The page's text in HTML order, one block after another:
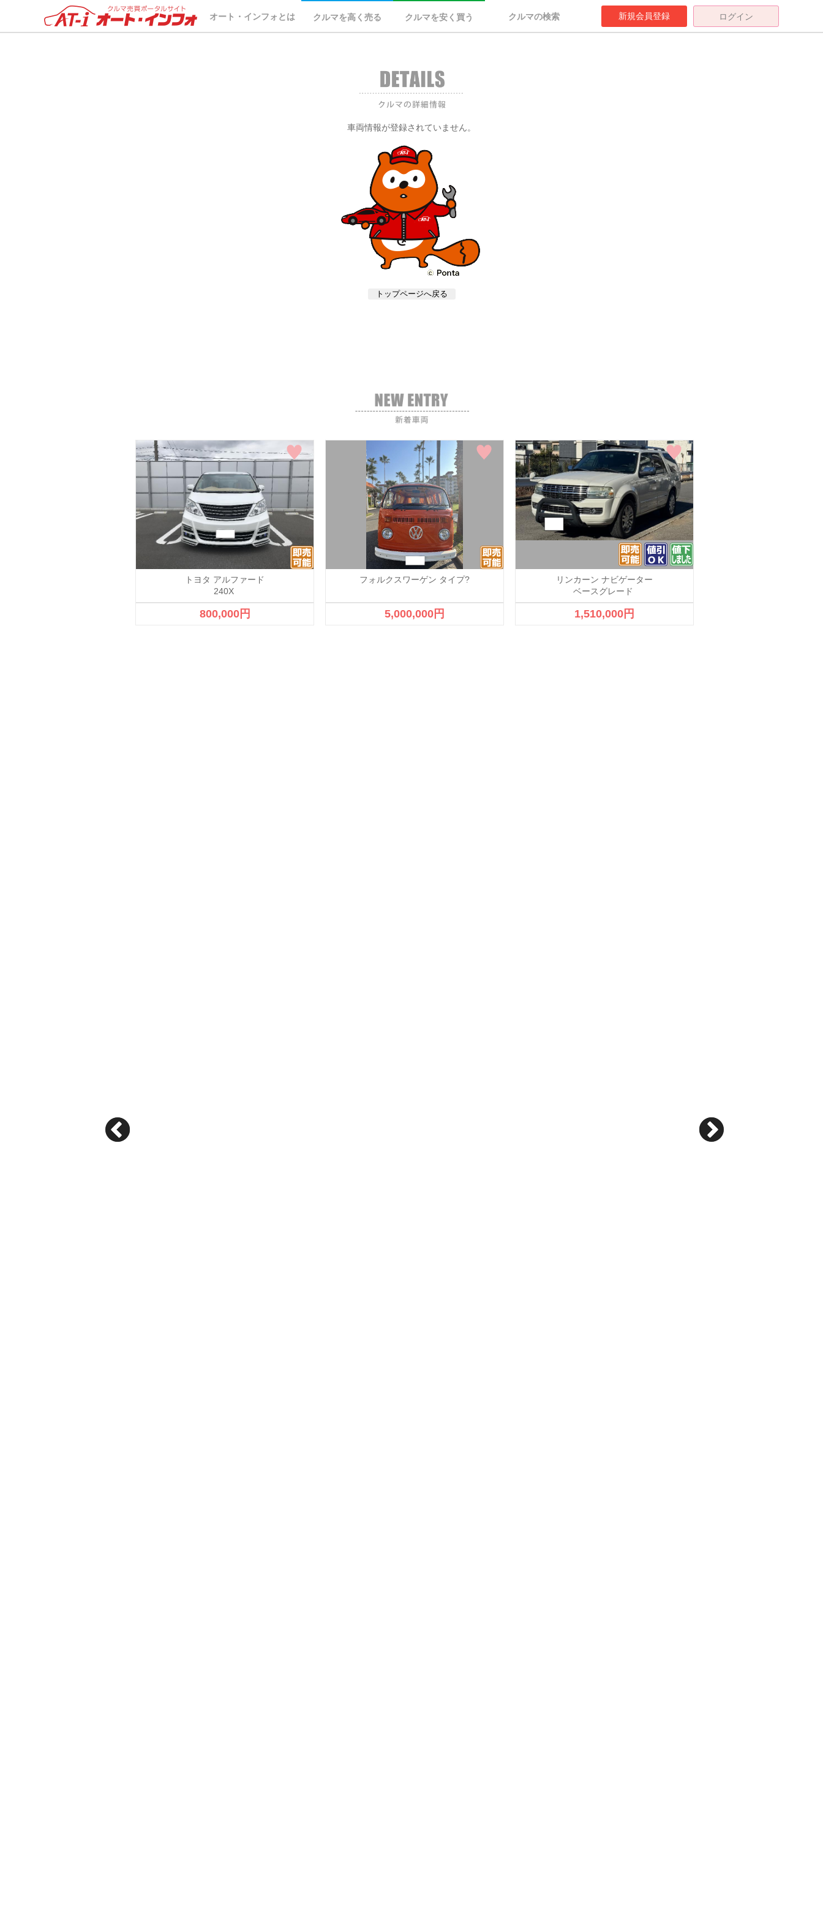
車両が選択されていません。
オート・インフォとは
クルマを高く売る クルマを安く買う クルマの検索 新規会員登録 ログイン
車両情報が登録されていません。
トヨタ アルファード
240X
800,000円
フォルクスワーゲン タイプ?
5,000,000円
リンカーン ナビゲーター
ベースグレード
1,510,000円